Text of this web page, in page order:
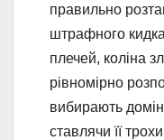
правильно
штрафного
плечей, коліна
рівномірно
вибирають
ставлячи її